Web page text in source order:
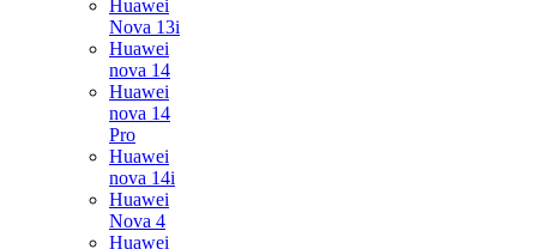
Huawei
Nova 13i
Huawei
nova 14
Huawei
nova 14
Pro
Huawei
nova 14i
Huawei
Nova 4
Huawei